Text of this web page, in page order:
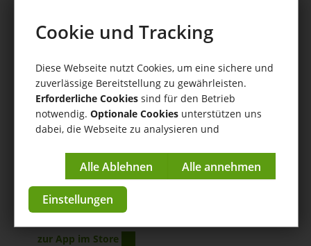
Zahlung
WaWi/CRM
CRM Tools
DHL Connector
DHL Connector/ Auslandsversand einrichten
Anleitungen & Tutorials
zur App im Store
Cookie und Tracking
Diese Webseite nutzt Cookies, um eine sichere und
zuverlässige Bereitstellung zu gewährleisten.
Erforderliche Cookies sind für den Betrieb
notwendig. Optionale Cookies unterstützen uns
dabei, die Webseite zu analysieren und
Impressum| Datenschutzerklärung
Einstellungen